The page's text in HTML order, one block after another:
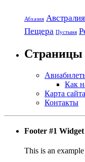
Абхазия Австралия
Пещера Пустыня
Страницы
Как
Карта сайта
Контакты
Footer #1 Widget
This is an